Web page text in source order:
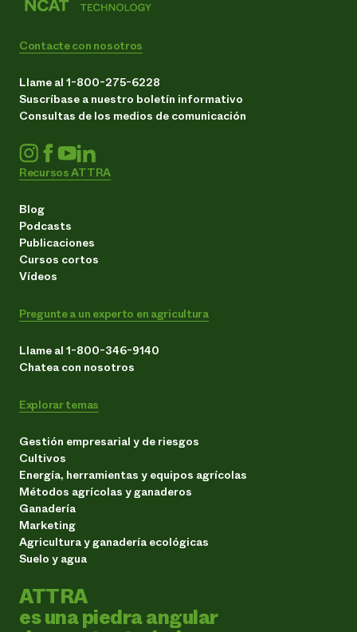
Contacte con nosotros
Llame al 1-800-275-6228
Suscríbase a nuestro boletín informativo
Consultas de los medios de comunicación
Recursos ATTRA
Blog
Podcasts
Publicaciones
Cursos cortos
Vídeos
Pregunte a un experto en agricultura
Llame al 1-800-346-9140
Chatea con nosotros
Explorar temas
Gestión empresarial y de riesgos
Cultivos
Energía, herramientas y equipos agrícolas
Métodos agrícolas y ganaderos
Ganadería
Marketing
Agricultura y ganadería ecológicas
Suelo y agua
ATTRA
es una piedra angular